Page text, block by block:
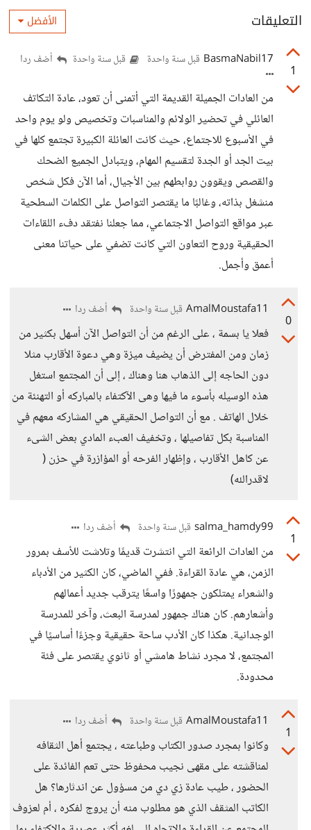
التعليقات الأفضل
1
BasmaNabil17 قبل سنة واحدة قبل سنة واحدة أضف ردا
من العادات الجميلة القديمة التي أتمنى أن تعود، عادة التكاتف
العائلي في تحضير الولائم والمناسبات وتخصيص ولو يوم واحد
في الأسبوع للاجتماع، حيث كانت العائلة الكبيرة تجتمع كلها في
بيت الجد أو الجدة لتقسيم المهام، ويتبادل الجميع الضحك
والقصص ويقوون روابطهم بين الأجيال، أما الآن فكل شخص
منشغل بذاته، وغالبًا ما يقتصر التواصل على الكلمات السطحية
عبر مواقع التواصل الاجتماعي، مما جعلنا نفتقد دفء اللقاءات
الحقيقية وروح التعاون التي كانت تضفي على حياتنا معنى
أعمق وأجمل.
0
AmalMoustafa11 قبل سنة واحدة أضف ردا
فعلا يا بسمة ، على الرغم من أن التواصل الآن أسهل بكثير من
زمان ومن المفترض أن يضيف ميزة وهي دعوة الأقارب مثلا
دون الحاجه إلى الذهاب هنا وهناك ، إلى أن المجتمع استغل
هذه الوسيله بأسوء ما فيها وهى الآكتفاء بالمباركه أو التهنئة من
خلال الهاتف . مع أن التواصل الحقيقي هي المشاركه معهم في
المناسبة بكل تفاصيلها ، وتخفيف العبء المادي بعض الشىء
عن كاهل الأقارب ، وإظهار الفرحه أو المؤازرة في حزن (
لاقدرالله)
1
salma_hamdy99 قبل سنة واحدة أضف ردا
من العادات الرائعة التي انتشرت قديمًا وتلاشت للأسف بمرور
الزمن، هي عادة القراءة. ففي الماضي، كان الكثير من الأدباء
والشعراء يمتلكون جمهورًا واسعًا يترقب جديد أعمالهم
وأشعارهم. كان هناك جمهور لمدرسة البعث، وآخر للمدرسة
الوجدانية. هكذا كان الأدب ساحة حقيقية وجزءًا أساسيًا في
المجتمع، لا مجرد نشاط هامشي أو ثانوي يقتصر على فئة
محدودة.
1
AmalMoustafa11 قبل سنة واحدة أضف ردا
وكانوا بمجرد صدور الكتاب وطباعته ، يجتمع أهل الثقافه
لمناقشته على مقهى نجيب محفوظ حتى تعم الفائدة على
الحضور ، طيب عادة زي دي من مسؤول عن اندثارها؟ هل
الكاتب المثقف الذي هو مطلوب منه أن يروج لفكره ، أم لعزوف